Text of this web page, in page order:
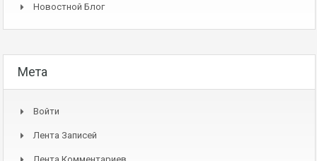
Новостной Блог
Мета
Войти
Лента Записей